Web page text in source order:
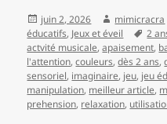
Publié
le
juin 2, 2026 Auteur
mimicracra
éducatifs, Jeux et éveil
clés
2
actvité musicale,apaisement,
l'attention,couleurs,dès 2 ans,
sensoriel, imaginaire, jeu, jeu
manipulation, meilleur article,
prehension, relaxation,